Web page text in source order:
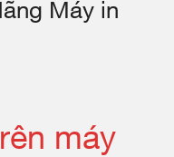
Máy in
máy